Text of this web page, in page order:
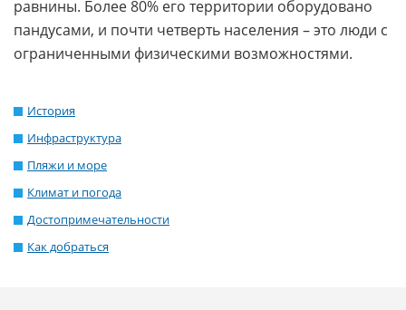
равнины. Более 80% его территории оборудовано
пандусами, и почти четверть населения – это люди с
ограниченными физическими возможностями.
История
Инфраструктура
Пляжи и море
Климат и погода
Достопримечательности
Как добраться